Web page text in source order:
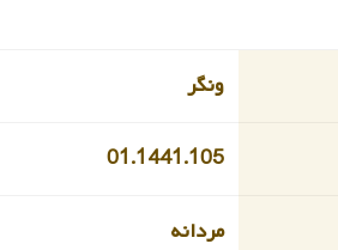
ونگر
01.1441.105
مردانه